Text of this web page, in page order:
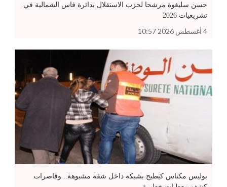
حسن سليغوة مرشحا لحزب الاستقلال بدائرة فاس الشمالية في
تشريعيات 2026
4 أغسطس 2026 10:57
بوليس مكناس كيطيح بشبكة داخل شقة مشبوهة.. وقاصرات